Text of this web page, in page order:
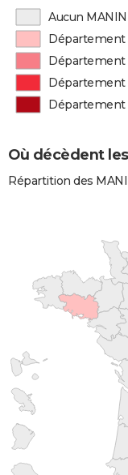
Aucun
Département
Département
Département
Département
Où décèdent
Répartition des